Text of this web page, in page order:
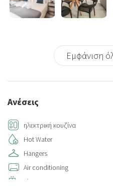
Εμφάνιση
Ανέσεις
ηλεκτρική κουζίνα
Hot Water
Hangers
Air conditioning
Elevator